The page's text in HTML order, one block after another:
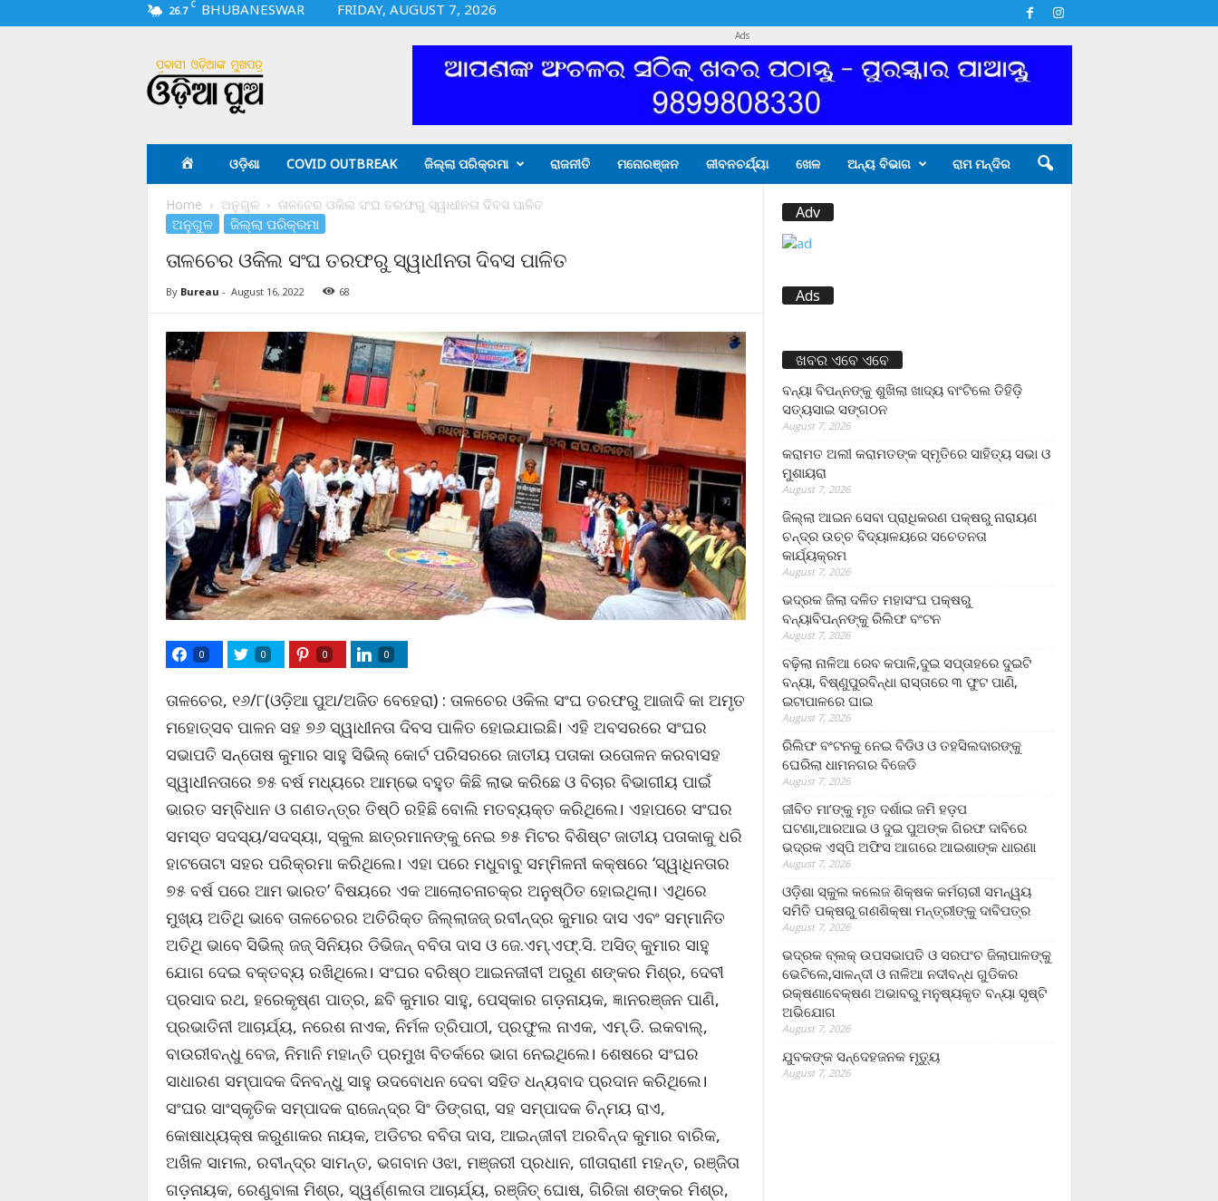
26.7 C BHUBANESWAR
FRIDAY, AUGUST 7, 2026
i
a
Ads
ଓଡ଼ିଶା COVID OUTBREAK ଜିଲ୍ଲା ପରିକ୍ରମା ରାଜନୀତି ମନୋରଞ୍ଜନ ଜୀବନଚର୍ଯ୍ୟା ଖେଳ ଅନ୍ୟ ବିଭାଗ ରାମ ମନ୍ଦିର
Home ଅନୁଗୁଳ ତାଳଚେର ଓକିଲ ସଂଘ ତରଫରୁ ସ୍ୱାଧୀନତା ଦିବସ ପାଳିତ
ଅନୁଗୁଳ ଜିଲ୍ଲା ପରିକ୍ରମା
ତାଳଚେର ଓକିଲ ସଂଘ ତରଫରୁ ସ୍ୱାଧୀନତା ଦିବସ ପାଳିତ
By Bureau - August 16, 2022 68
0 0 0 0
ତାଳଚେର, ୧୬/୮(ଓଡ଼ିଆ ପୁଅ/ଅଜିତ ବେହେରା) : ତାଳଚେର ଓକିଲ ସଂଘ ତରଫରୁ ଆଜାଦି କା ଅମୃତ
ମହୋତ୍ସବ ପାଳନ ସହ ୭୬ ସ୍ୱାଧୀନତା ଦିବସ ପାଳିତ ହୋଇଯାଇଛି। ଏହି ଅବସରରେ ସଂଘର
ସଭାପତି ସନ୍ତୋଷ କୁମାର ସାହୁ ସିଭିଲ୍‍ କୋର୍ଟ ପରିସରରେ ଜାତୀୟ ପତାକା ଉତୋଳନ କରବାସହ
ସ୍ୱାଧୀନତାରେ ୭୫ ବର୍ଷ ମଧ୍ୟରେ ଆମ୍ଭେ ବହୁତ କିଛି ଲାଭ କରିଛେ ଓ ବିଚାର ବିଭାଗୀୟ ପାଇଁ
ଭାରତ ସମ୍ବିଧାନ ଓ ଗଣତନ୍ତ୍ର ତିଷ୍ଠି ରହିଛି ବୋଲି ମତବ୍ୟକ୍ତ କରିଥିଲେ। ଏହାପରେ ସଂଘର
ସମସ୍ତ ସଦସ୍ୟ/ସଦସ୍ୟା, ସ୍କୁଲ ଛାତ୍ରମାନଙ୍କୁ ନେଇ ୭୫ ମିଟର ବିଶିଷ୍ଟ ଜାତୀୟ ପତାକାକୁ ଧରି
ହାଟତୋଟା ସହର ପରିକ୍ରମା କରିଥିଲେ। ଏହା ପରେ ମଧୁବାବୁ ସମ୍ମିଳନୀ କକ୍ଷରେ ‘ସ୍ୱାଧିନତାର
୭୫ ବର୍ଷ ପରେ ଆମ ଭାରତ’ ବିଷୟରେ ଏକ ଆଲୋଚନାଚକ୍ର ଅନୁଷ୍ଠିତ ହୋଇଥିଲା। ଏଥିରେ
ମୁଖ୍ୟ ଅତିଥି ଭାବେ ତାଳଚେରର ଅତିରିକ୍ତ ଜିଲ୍ଲାଜଜ୍‍ ରବୀନ୍ଦ୍ର କୁମାର ଦାସ ଏବଂ ସମ୍ମାନିତ
ଅତିଥି ଭାବେ ସିଭିଲ୍‍ ଜଜ୍‍ ସିନିୟର ଡିଭିଜନ୍‍ ବବିତା ଦାସ ଓ ଜେ.ଏମ୍‍.ଏଫ୍‍.ସି. ଅସିତ୍‍ କୁମାର ସାହୁ
ଯୋଗ ଦେଇ ବକ୍ତବ୍ୟ ରଖିଥିଲେ। ସଂଘର ବରିଷ୍ଠ ଆଇନଜୀବୀ ଅରୁଣ ଶଙ୍କର ମିଶ୍ର, ଦେବୀ
ପ୍ରସାଦ ରଥ, ହରେକୃଷ୍ଣ ପାତ୍ର, ଛବି କୁମାର ସାହୁ, ପେସ୍କାର ଗଡ଼ନାୟକ, ଜ୍ଞାନରଞ୍ଜନ ପାଣି,
ପ୍ରଭାତିନୀ ଆଚାର୍ଯ୍ୟ, ନରେଶ ନାଏକ, ନିର୍ମଳ ତ୍ରିପାଠୀ, ପ୍ରଫୁଲ ନାଏକ, ଏମ୍‍.ଡି. ଇକବାଲ୍‍,
ବାଉରୀବନ୍ଧୁ ବେଜ, ନିମାନି ମହାନ୍ତି ପ୍ରମୁଖ ବିତର୍କରେ ଭାଗ ନେଇଥିଲେ। ଶେଷରେ ସଂଘର
ସାଧାରଣ ସମ୍ପାଦକ ଦିନବନ୍ଧୁ ସାହୁ ଉଦବୋଧନ ଦେବା ସହିତ ଧନ୍ୟବାଦ ପ୍ରଦାନ କରିଥିଲେ।
ସଂଘର ସାଂସ୍କୃତିକ ସମ୍ପାଦକ ରାଜେନ୍ଦ୍ର ସିଂ ଡିଙ୍ଗରା, ସହ ସମ୍ପାଦକ ଚିନ୍ମୟ ରାଏ,
କୋଷାଧ୍ୟକ୍ଷ କରୁଣାକର ନାୟକ, ଅଡିଟର ବବିତା ଦାସ, ଆଇନ୍‍ଜୀବୀ ଅରବିନ୍ଦ କୁମାର ବାରିକ,
ଅଖିଳ ସାମଲ, ରବୀନ୍ଦ୍ର ସାମନ୍ତ, ଭଗବାନ ଓଝା, ମଞ୍ଜରୀ ପ୍ରଧାନ, ଗୀତାରାଣୀ ମହନ୍ତ, ରଞ୍ଜିତା
ଗଡ଼ନାୟକ, ରେଣୁବାଳା ମିଶ୍ର, ସ୍ୱର୍ଣ୍ଣଲତା ଆଚାର୍ଯ୍ୟ, ରଞ୍ଜିତ୍‍ ଘୋଷ, ଗିରିଜା ଶଙ୍କର ମିଶ୍ର,
Adv
Ads
ଖବର ଏବେ ଏବେ
ବନ୍ୟା ବିପନ୍ନଙ୍କୁ ଶୁଖିଲା ଖାଦ୍ୟ ବାଂଟିଲେ ତିହିଡି଼
ସତ୍ୟସାଇ ସଙ୍ଗଠନ
August 7, 2026
କରାମତ ଅଲୀ କରାମତଙ୍କ ସ୍ମୃତିରେ ସାହିତ୍ୟ ସଭା ଓ
ମୁଶାୟରା
August 7, 2026
ଜିଲ୍ଲା ଆଇନ ସେବା ପ୍ରାଧିକରଣ ପକ୍ଷରୁ ନାରାୟଣ
ଚନ୍ଦ୍ର ଉଚ୍ଚ ବିଦ୍ୟାଳୟରେ ସଚେତନତା
କାର୍ଯ୍ୟକ୍ରମ
August 7, 2026
ଭଦ୍ରକ ଜିଲା ଦଳିତ ମହାସଂଘ ପକ୍ଷରୁ
ବନ୍ୟାବିପନ୍ନଙ୍କୁ ରିଲିଫ ବଂଟନ
August 7, 2026
ବଢ଼ିଲା ନାଳିଆ ରେବ କପାଳି,ଦୁଇ ସପ୍ତାହରେ ଦୁଇଟି
ବନ୍ୟା, ବିଷ୍ଣୁପୁରବିନ୍ଧା ରାସ୍ତାରେ ୩ ଫୁଟ ପାଣି,
ଇଟାପାଳରେ ଘାଇ
August 7, 2026
ରିଲିଫ ବଂଟନକୁ ନେଇ ବିଡିଓ ଓ ତହସିଲଦାରଙ୍କୁ
ଘେରିଲା ଧାମନଗର ବିଜେଡି
August 7, 2026
ଜୀବିତ ମା’ଙ୍କୁ ମୃତ ଦର୍ଶାଇ ଜମି ହଡ଼ପ
ଘଟଣା,ଆରଆଇ ଓ ଦୁଇ ପୁଅଙ୍କ ଗିରଫ ଦାବିରେ
ଭଦ୍ରକ ଏସ୍‌ପି ଅଫିସ ଆଗରେ ଆଇଶାଙ୍କ ଧାରଣା
August 7, 2026
ଓଡ଼ିଶା ସ୍କୁଲ କଲେଜ ଶିକ୍ଷକ କର୍ମଚାରୀ ସମନ୍ୱୟ
ସମିତି ପକ୍ଷରୁ ଗଣଶିକ୍ଷା ମନ୍ତ୍ରୀଙ୍କୁ ଦାବିପତ୍ର
August 7, 2026
ଭଦ୍ରକ ବ୍ଲକ୍ ଉପସଭାପତି ଓ ସରପଂଚ ଜିଲାପାଳଙ୍କୁ
ଭେଟିଲେ,ସାଳନ୍ଦୀ ଓ ନାଳିଆ ନଦୀବନ୍ଧ ଗୁଡିକର
ରକ୍ଷଣାବେକ୍ଷଣ ଅଭାବରୁ ମନୁଷ୍ୟକୃତ ବନ୍ୟା ସୃଷ୍ଟି
ଅଭିଯୋଗ
August 7, 2026
ଯୁବକଙ୍କ ସନ୍ଦେହଜନକ ମୃତ୍ୟୁ
August 7, 2026